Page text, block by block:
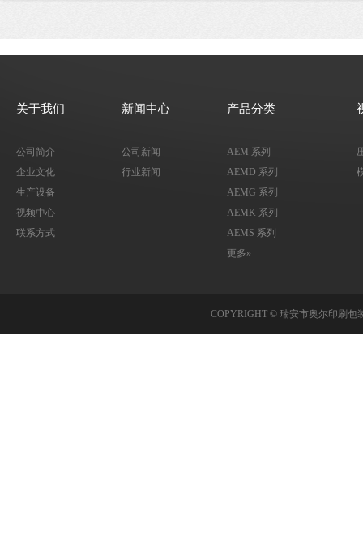
关于我们
公司简介
企业文化
生产设备
视频中心
联系方式
新闻中心
公司新闻
行业新闻
产品分类
AEM 系列
AEMD 系列
AEMG 系列
AEMK 系列
AEMS 系列
更多»
COPYRIGHT © 瑞安市奥尔印刷